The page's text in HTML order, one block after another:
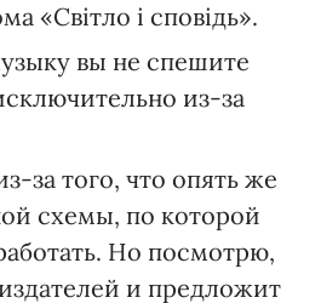
«Світло і сповідь».
вы не спешите
из-за
за того, что опять же
схемы, по которой
Но посмотрю,
и предложит